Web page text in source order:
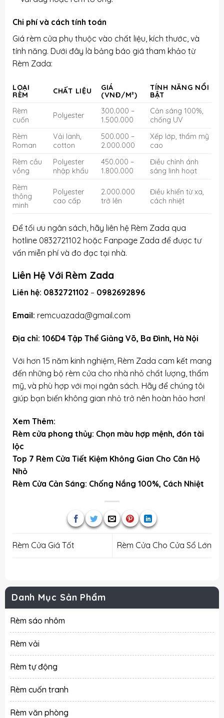
Chi phí và cách tính toán
Giá rèm cửa phụ thuộc vào chất liệu, kích thước, và
tính năng. Dưới đây là bảng báo giá tham khảo từ
Rèm Zada:
LOẠI
RÈM
CHẤT LIỆU
GIÁ
(VNĐ/M²)
TÍNH NĂNG NỔI
BẬT
Rèm
cuốn
Polyester
300.000 –
1.500.000
Cản sáng 100%,
chống UV
Rèm
Roman
Vải lanh,
cotton
500.000 –
2.000.000
Xếp lớp, thẩm mỹ
cao
Rèm cầu
vồng
Polyester
nhập khẩu
450.000 –
1.800.000
Điều chỉnh ánh
sáng linh hoạt
Rèm
thông
minh
Polyester
cao cấp
2.000.000
trở lên
Điều khiển từ xa,
cách nhiệt
Để tối ưu ngân sách, hãy liên hệ Rèm Zada qua
hotline 0832721102 hoặc Fanpage Zada để được tư
vấn miễn phí và đo đạc tại nhà.
Liên Hệ Với Rèm Zada
Liên hệ: 0832721102 – 0982692896
Email: remcuazada@gmail.com
Địa chỉ: 106D4 Tập Thể Giảng Võ, Ba Đình, Hà Nội
Với hơn 15 năm kinh nghiệm, Rèm Zada cam kết mang
đến những bộ rèm cửa cho nhà nhỏ chất lượng, thẩm
mỹ, và phù hợp với mọi ngân sách. Hãy để chúng tôi
giúp bạn biến không gian nhỏ trở nên hoàn hảo hơn!
Xem Thêm:
Rèm cửa phong thủy: Chọn màu hợp mệnh, đón tài
lộc
Top 7 Rèm Cửa Tiết Kiệm Không Gian Cho Căn Hộ
Nhỏ
Rèm Cửa Cản Sáng: Chống Nắng 100%, Cách Nhiệt
Rèm Cửa Giá Tốt Rèm Cửa Cho Cửa Sổ Lớn
Danh Mục Sản Phẩm
Rèm sáo nhôm
Rèm vải
Rèm tự động
Rèm cuốn tranh
Rèm văn phòng